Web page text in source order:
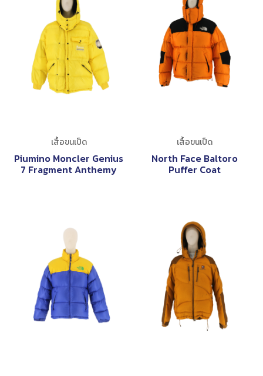
เสื้อขนเป็ด
Piumino Moncler Genius
7 Fragment Anthemy
เสื้อขนเป็ด
North Face Baltoro
Puffer Coat